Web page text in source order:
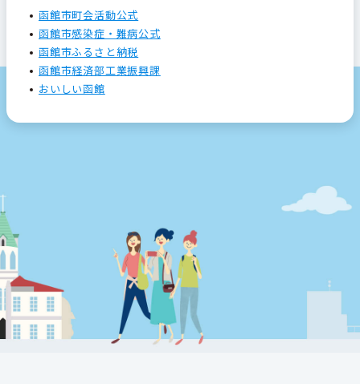
函館市町会活動公式
函館市感染症・難病公式
函館市ふるさと納税
函館市経済部工業振興課
おいしい函館